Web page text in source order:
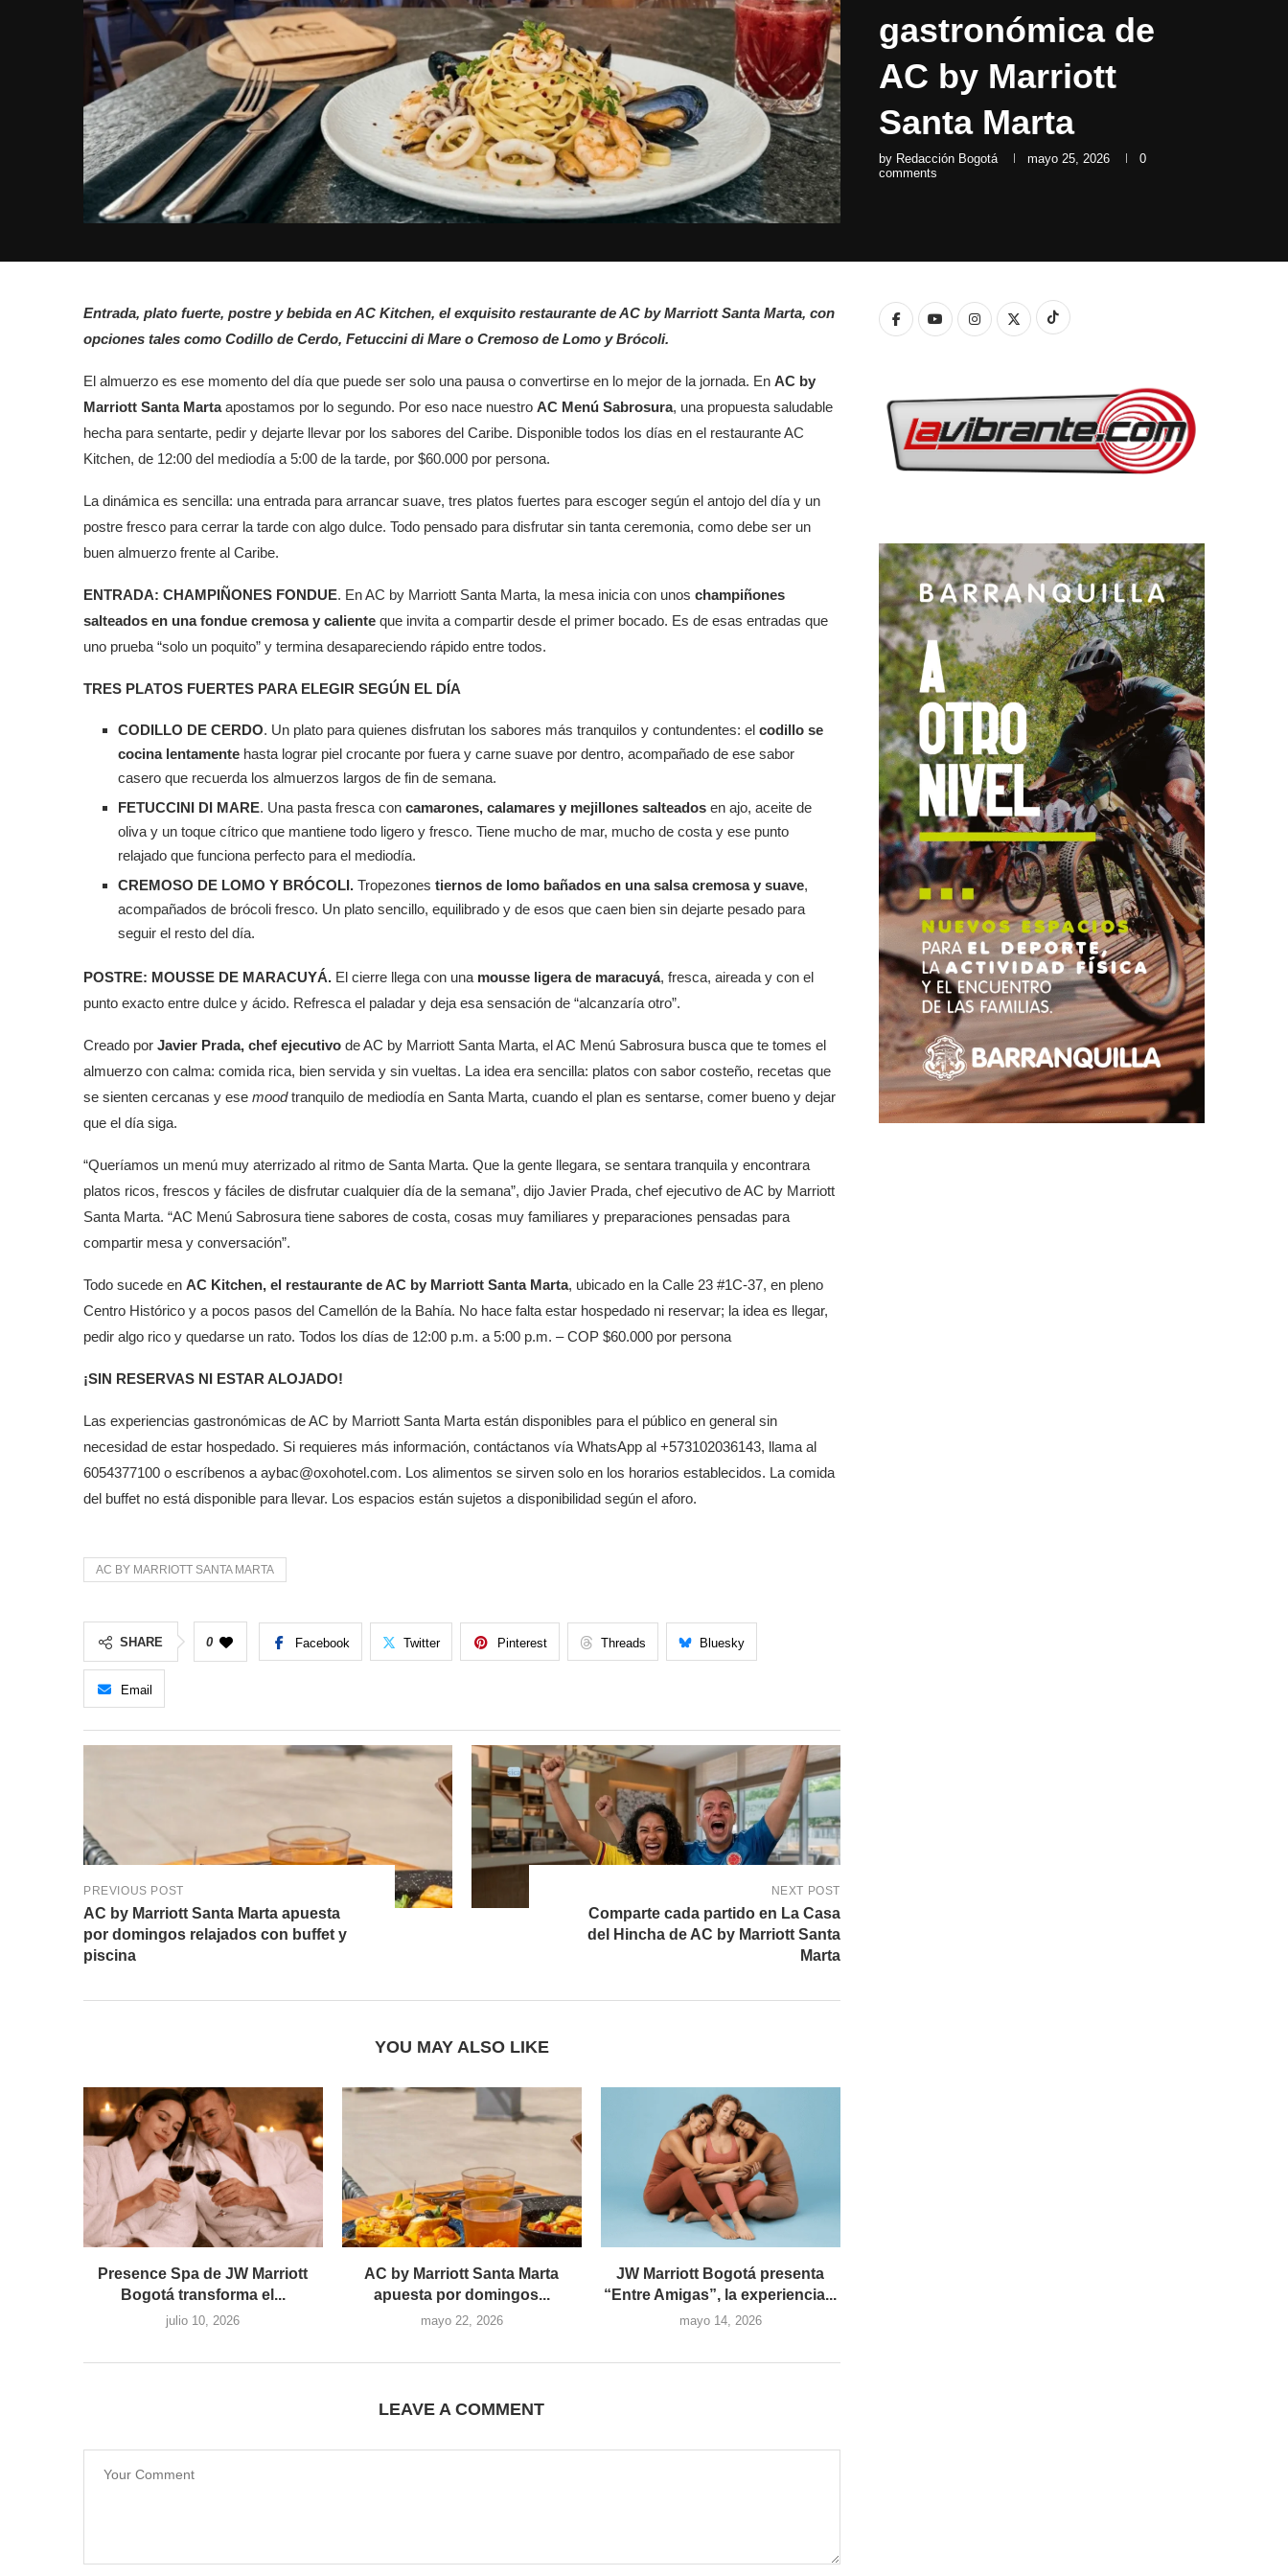
gastronómica de
AC by Marriott
Santa Marta
by Redacción Bogotá mayo 25, 2026
0
comments
Entrada, plato fuerte, postre y bebida en AC Kitchen, el exquisito restaurante de AC by Marriott Santa Marta, con
opciones tales como Codillo de Cerdo, Fetuccini di Mare o Cremoso de Lomo y Brócoli.
El almuerzo es ese momento del día que puede ser solo una pausa o convertirse en lo mejor de la jornada. En AC by
Marriott Santa Martaapostamos por lo segundo. Por eso nace nuestro AC Menú Sabrosura, una propuesta saludable
hecha para sentarte, pedir y dejarte llevar por los sabores del Caribe. Disponible todos los días en el restaurante AC
Kitchen, de 12:00 del mediodía a 5:00 de la tarde, por $60.000 por persona.
La dinámica es sencilla: una entrada para arrancar suave, tres platos fuertes para escoger según el antojo del día y un
postre fresco para cerrar la tarde con algo dulce. Todo pensado para disfrutar sin tanta ceremonia, como debe ser un
buen almuerzo frente al Caribe.
ENTRADA: CHAMPIÑONES FONDUE. En AC by Marriott Santa Marta, la mesa inicia con unos champiñones
salteados en una fondue cremosa y caliente que invita a compartir desde el primer bocado. Es de esas entradas que
uno prueba “solo un poquito” y termina desapareciendo rápido entre todos.
TRES PLATOS FUERTES PARA ELEGIR SEGÚN EL DÍA
CODILLO DE CERDO. Un plato para quienes disfrutan los sabores más tranquilos y contundentes: el codillo se
cocina lentamente hasta lograr piel crocante por fuera y carne suave por dentro, acompañado de ese sabor
casero que recuerda los almuerzos largos de fin de semana.
FETUCCINI DI MARE. Una pasta fresca con camarones, calamares y mejillones salteados en ajo, aceite de
oliva y un toque cítrico que mantiene todo ligero y fresco. Tiene mucho de mar, mucho de costa y ese punto
relajado que funciona perfecto para el mediodía.
CREMOSO DE LOMO Y BRÓCOLI. Tropezones tiernos de lomo bañados en una salsa cremosa y suave,
acompañados de brócoli fresco. Un plato sencillo, equilibrado y de esos que caen bien sin dejarte pesado para
seguir el resto del día.
POSTRE: MOUSSE DE MARACUYÁ. El cierre llega con una mousse ligera de maracuyá, fresca, aireada y con el
punto exacto entre dulce y ácido. Refresca el paladar y deja esa sensación de “alcanzaría otro”.
Creado por Javier Prada, chef ejecutivo de AC by Marriott Santa Marta, el AC Menú Sabrosura busca que te tomes el
almuerzo con calma: comida rica, bien servida y sin vueltas. La idea era sencilla: platos con sabor costeño, recetas que
se sienten cercanas y ese moodtranquilo de mediodía en Santa Marta, cuando el plan es sentarse, comer bueno y dejar
que el día siga.
“Queríamos un menú muy aterrizado al ritmo de Santa Marta. Que la gente llegara, se sentara tranquila y encontrara
platos ricos, frescos y fáciles de disfrutar cualquier día de la semana”, dijo Javier Prada, chef ejecutivo de AC by Marriott
Santa Marta. “AC Menú Sabrosura tiene sabores de costa, cosas muy familiares y preparaciones pensadas para
compartir mesa y conversación”.
Todo sucede en AC Kitchen, el restaurante de AC by Marriott Santa Marta, ubicado en la Calle 23 #1C-37, en pleno
Centro Histórico y a pocos pasos del Camellón de la Bahía. No hace falta estar hospedado ni reservar; la idea es llegar,
pedir algo rico y quedarse un rato. Todos los días de 12:00 p.m. a 5:00 p.m. – COP $60.000 por persona
¡SIN RESERVAS NI ESTAR ALOJADO!
Las experiencias gastronómicas de AC by Marriott Santa Marta están disponibles para el público en general sin
necesidad de estar hospedado. Si requieres más información, contáctanos vía WhatsApp al +573102036143, llama al
6054377100 o escríbenos a aybac@oxohotel.com. Los alimentos se sirven solo en los horarios establecidos. La comida
del buffet no está disponible para llevar. Los espacios están sujetos a disponibilidad según el aforo.
AC BY MARRIOTT SANTA MARTA
SHARE 0 Facebook Twitter Pinterest Threads Bluesky
Email
PREVIOUS POST
AC by Marriott Santa Marta apuesta
por domingos relajados con buffet y
piscina
NEXT POST
Comparte cada partido en La Casa
del Hincha de AC by Marriott Santa
Marta
YOU MAY ALSO LIKE
Presence Spa de JW Marriott
Bogotá transforma el...
julio 10, 2026
AC by Marriott Santa Marta
apuesta por domingos...
mayo 22, 2026
JW Marriott Bogotá presenta
“Entre Amigas”, la experiencia...
mayo 14, 2026
LEAVE A COMMENT